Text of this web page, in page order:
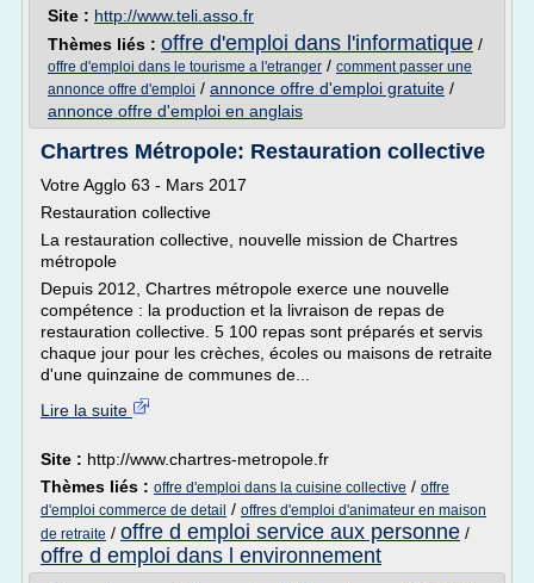
Site : http://www.teli.asso.fr
Thèmes liés : offre d'emploi dans l'informatique /
offre d'emploi dans le tourisme a l'etranger / comment passer une
annonce offre d'emploi / annonce offre d'emploi gratuite /
annonce offre d'emploi en anglais
Chartres Métropole: Restauration collective
Votre Agglo 63 - Mars 2017
Restauration collective
La restauration collective, nouvelle mission de Chartres
métropole
Depuis 2012, Chartres métropole exerce une nouvelle
compétence : la production et la livraison de repas de
restauration collective. 5 100 repas sont préparés et servis
chaque jour pour les crèches, écoles ou maisons de retraite
d'une quinzaine de communes de...
Lire la suite
Site : http://www.chartres-metropole.fr
Thèmes liés : offre d'emploi dans la cuisine collective / offre
d'emploi commerce de detail / offres d'emploi d'animateur en maison
de retraite / offre d emploi service aux personne /
offre d emploi dans l environnement